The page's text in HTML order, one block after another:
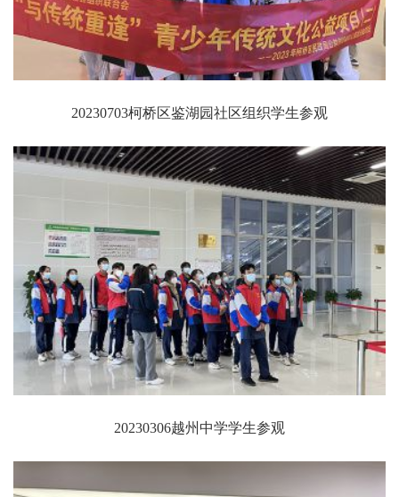
20230703柯桥区鉴湖园社区组织学生参观
20230306越州中学学生参观